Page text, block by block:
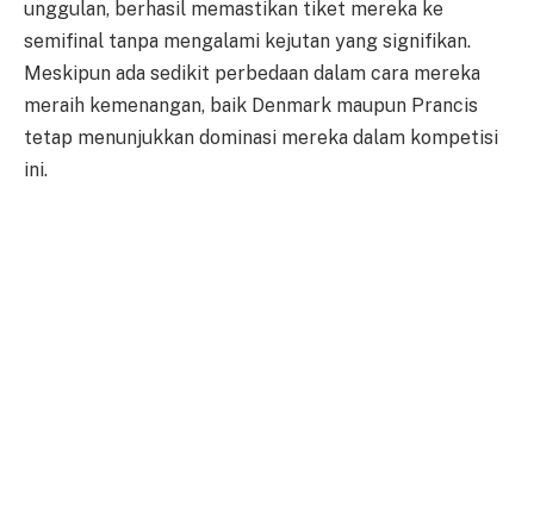
unggulan, berhasil memastikan tiket mereka ke
semifinal tanpa mengalami kejutan yang signifikan.
Meskipun ada sedikit perbedaan dalam cara mereka
meraih kemenangan, baik Denmark maupun Prancis
tetap menunjukkan dominasi mereka dalam kompetisi
ini.